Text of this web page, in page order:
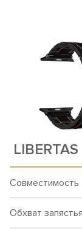
Совместимость
Обхват запястья